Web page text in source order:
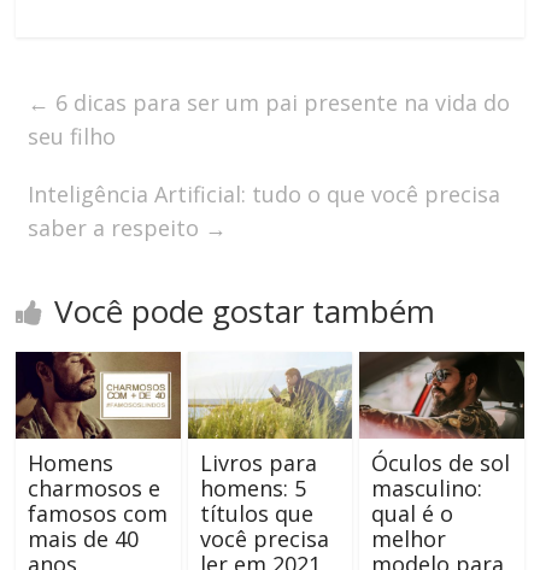
← 6 dicas para ser um pai presente na vida do
seu filho
Inteligência Artificial: tudo o que você precisa
saber a respeito →
Você pode gostar também
Homens
charmosos e
famosos com
mais de 40
anos
Livros para
homens: 5
títulos que
você precisa
ler em 2021
Óculos de sol
masculino:
qual é o
melhor
modelo para